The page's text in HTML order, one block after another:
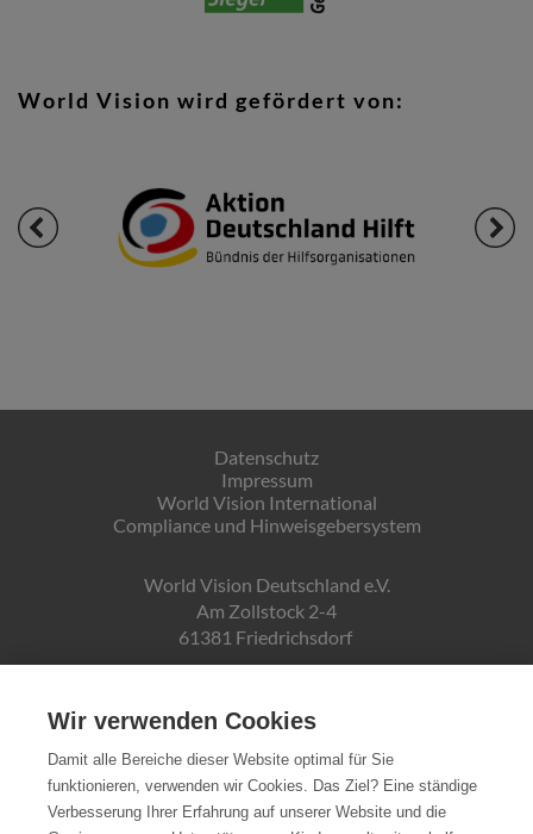
World Vision wird gefördert von:
Datenschutz
Impressum
World Vision International
Compliance und Hinweisgebersystem
World Vision Deutschland e.V.
Am Zollstock 2-4
61381 Friedrichsdorf
DE19ZZZ00000150171
Spendenkonto:
Pax-Bank für Kirche und Caritas eG
Wir verwenden Cookies
Damit alle Bereiche dieser Website optimal für Sie
funktionieren, verwenden wir Cookies. Das Ziel? Eine ständige
Verbesserung Ihrer Erfahrung auf unserer Website und die